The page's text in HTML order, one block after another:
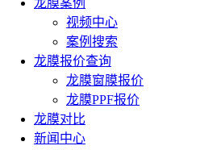
龙膜案例
视频中心
案例搜索
龙膜报价查询
龙膜窗膜报价
龙膜PPF报价
龙膜对比
新闻中心